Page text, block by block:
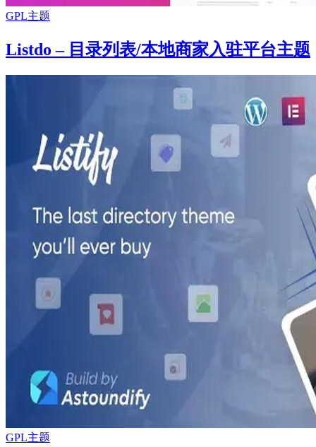
GPL主题
Listdo – 目录列表/本地商家入驻平台主题
GPL主题